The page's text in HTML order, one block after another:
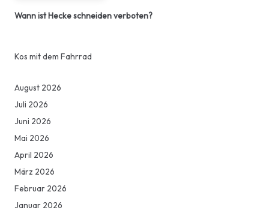
Wann ist Hecke schneiden verboten?
Kos mit dem Fahrrad
August 2026
Juli 2026
Juni 2026
Mai 2026
April 2026
März 2026
Februar 2026
Januar 2026